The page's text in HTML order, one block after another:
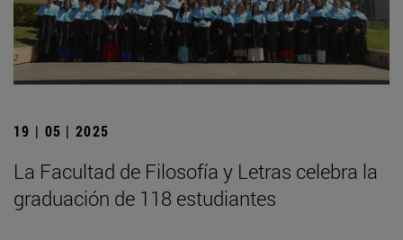
19 | 05 | 2025
La Facultad de Filosofía y Letras celebra la
graduación de 118 estudiantes